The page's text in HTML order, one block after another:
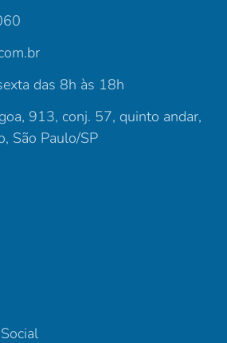
das 8h às 18h
913, conj. 57, quinto andar,
São Paulo/SP